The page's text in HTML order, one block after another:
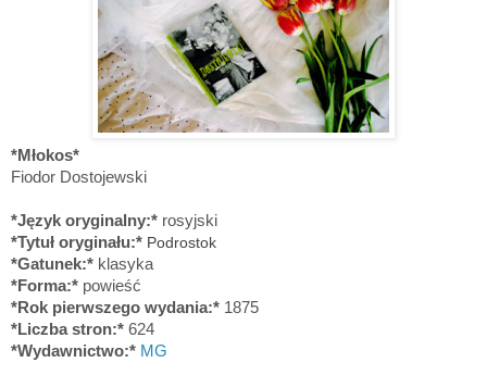
*Młokos*
Fiodor Dostojewski
*Język oryginalny:* rosyjski
*Tytuł oryginału:* Podrostok
*Gatunek:* klasyka
*Forma:* powieść
*Rok pierwszego wydania:* 1875
*Liczba stron:* 624
*Wydawnictwo:* MG